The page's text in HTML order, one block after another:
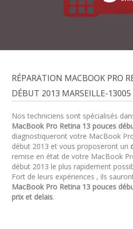
RÉPARATION MACBOOK PRO
DÉBUT 2013 MARSEILLE-13005
Nos techniciens sont spécialisés
MacBook Pro Retina 13 pouces
diagnostiqueront votre MacBook
début 2013 et vous proposeront un
remise en état de votre MacBook
début 2013 le plus rapidement
Fort de leurs expériences , ils
MacBook Pro Retina 13 pouces
prix et delais.